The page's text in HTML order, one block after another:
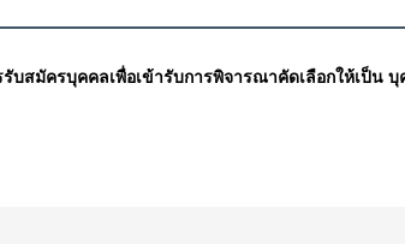
บสมัครบุคคลเพื่อเข้ารับการพิจารณาคัดเลือกให้เป็น